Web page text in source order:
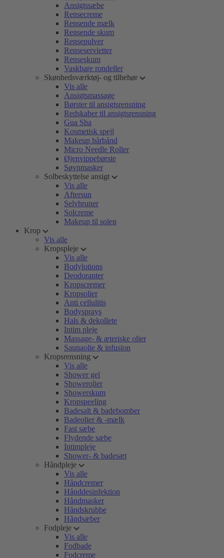
Ansigtssæbe
Rensecreme
Rensende mælk
Rensende skum
Rensepulver
Renseservietter
Renseskum
Vaskbare rondeller
Skønhedsværktøj- og tilbehør
Vis alle
Ansigtsmassage
Børster til ansigtsrensning
Redskaber til ansigtsrensning
Gua Sha
Kosmetisk spejl
Makeup hårbånd
Micro Needle Roller
Øjenvippebørste
Søvnmasker
Solbeskyttelse ansigt
Vis alle
Aftersun
Selvbruner
Solcreme
Makeup til solen
Krop
Vis alle
Kropspleje
Vis alle
Bodylotions
Deodoranter
Kropscremer
Kropsolier
Anti cellulitis
Bodysprays
Hals & dekollete
Intim pleje
Massage- & æteriske olier
Saunaolie & infusion
Kropsrensning
Vis alle
Shower gel
Showerolier
Showerskum
Kropspeeling
Badesalt & badebomber
Badeolier & -mælk
Fast sæbe
Flydende sæbe
Intimpleje
Shower- & badesæt
Håndpleje
Vis alle
Håndcremer
Hånddesinfektion
Håndmasker
Håndskrubbe
Håndsæber
Fodpleje
Vis alle
Fodbade
Fodcreme